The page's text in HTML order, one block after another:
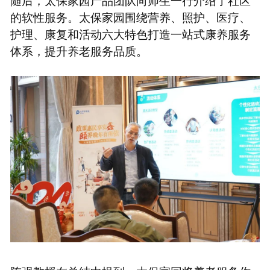
的软性服务。太保家园围绕营养、照护、医疗、
护理、康复和活动六大特色打造一站式康养服务
体系，提升养老服务品质。